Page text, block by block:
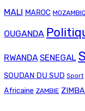
MALI MAROC
OUGANDA
RWANDA SENEGAL
SOUDAN DU SUD Sport
Africaine ZAMBIE